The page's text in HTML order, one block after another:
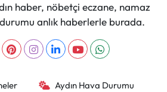
haber, nöbetçi eczane, namaz
anlık haberlerle burada.
Aydın Hava Durumu